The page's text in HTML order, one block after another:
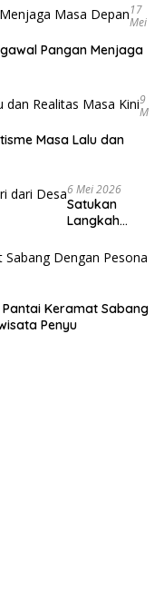
17
Mei
Pangan Menjaga
9
M
Masa Lalu dan
6 Mei 2026
Satukan
Langkah
Negeri dari
Desa
Keramat Sabang
Penyu